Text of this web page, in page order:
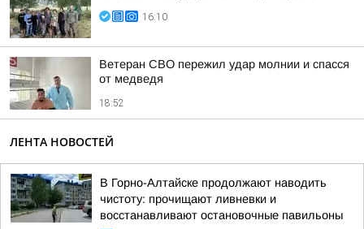
16:10
Ветеран СВО пережил удар молнии и спасся
от медведя
18:52
ЛЕНТА НОВОСТЕЙ
В Горно-Алтайске продолжают наводить
чистоту: прочищают ливневки и
восстанавливают остановочные павильоны